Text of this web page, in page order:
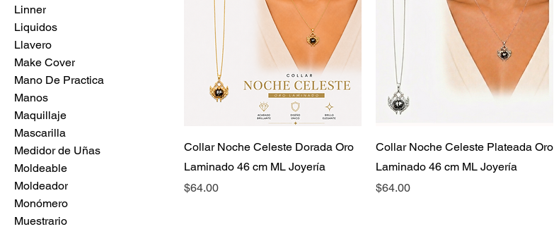
Linner
Liquidos
Llavero
Make Cover
Mano De Practica
Manos
Maquillaje
Mascarilla
Medidor de Uñas
Moldeable
Moldeador
Monómero
Muestrario
Collar Noche Celeste Dorada Oro
Laminado 46 cm ML Joyería
Precio
$64.00
Collar Noche Celeste Plateada Oro
Laminado 46 cm ML Joyería
Precio
$64.00